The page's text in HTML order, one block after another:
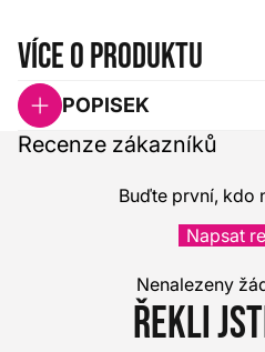
Více o produktu
POPISEK
Recenze zákazníků
Buďte první, kdo
Napsat
Nenalezeny
Řekli